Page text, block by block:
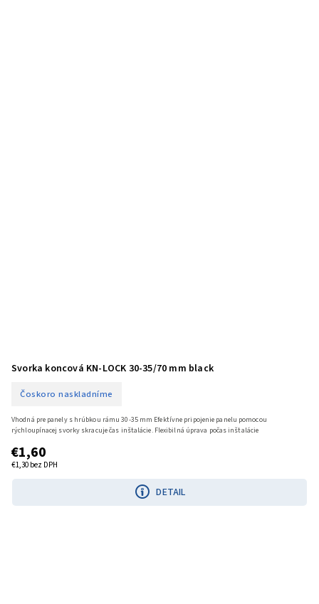
Svorka koncová KN-LOCK 30-35/70 mm black
Čoskoro naskladníme
€1,30 bez DPH
€1,60
DETAIL
Vhodná pre panely s hrúbkou rámu 30-35 mm Efektívne pripojenie panelu pomocou
rýchloupínacej svorky skracuje čas inštalácie. Flexibilná úprava počas inštalácie